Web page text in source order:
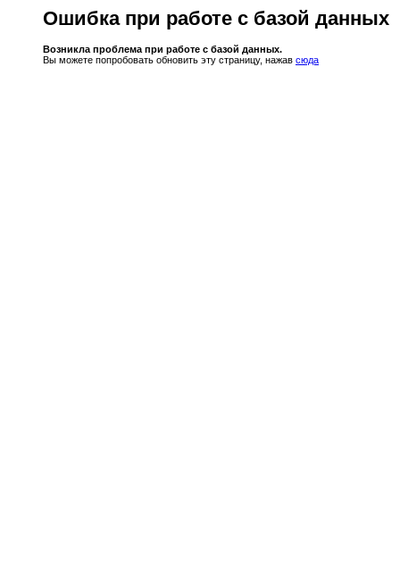
Ошибка при работе с базой данных
Возникла проблема при работе с базой данных.
Вы можете попробовать обновить эту страницу, нажав сюда